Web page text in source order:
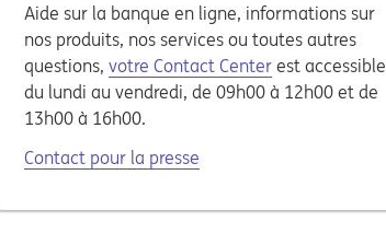
Aide sur la banque en ligne, informations sur
nos produits, nos services ou toutes autres
questions, votre Contact Centerest accessible
du lundi au vendredi, de 09h00 à 12h00 et de
13h00 à 16h00.
Contact pour la presse